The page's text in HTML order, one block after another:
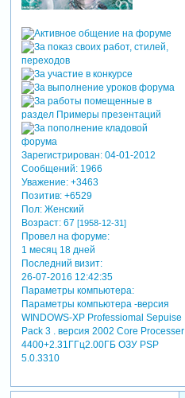
Зарегистрирован: 04-01-2012
Сообщений:1966
Уважение: +3463
Позитив: +6529
Пол:Женский
Возраст:67 [1958-12-31]
Провел на форуме:
1 месяц 18 дней
Последний визит:
26-07-2016 12:42:35
Параметры компьютера:
Параметры компьютера -версия
WINDOWS-XP Professiomal Sepuise
Pack 3 . версия 2002 Core Processer
4400+2.31ГГц2.00ГБ ОЗУ PSP
5.0.3310